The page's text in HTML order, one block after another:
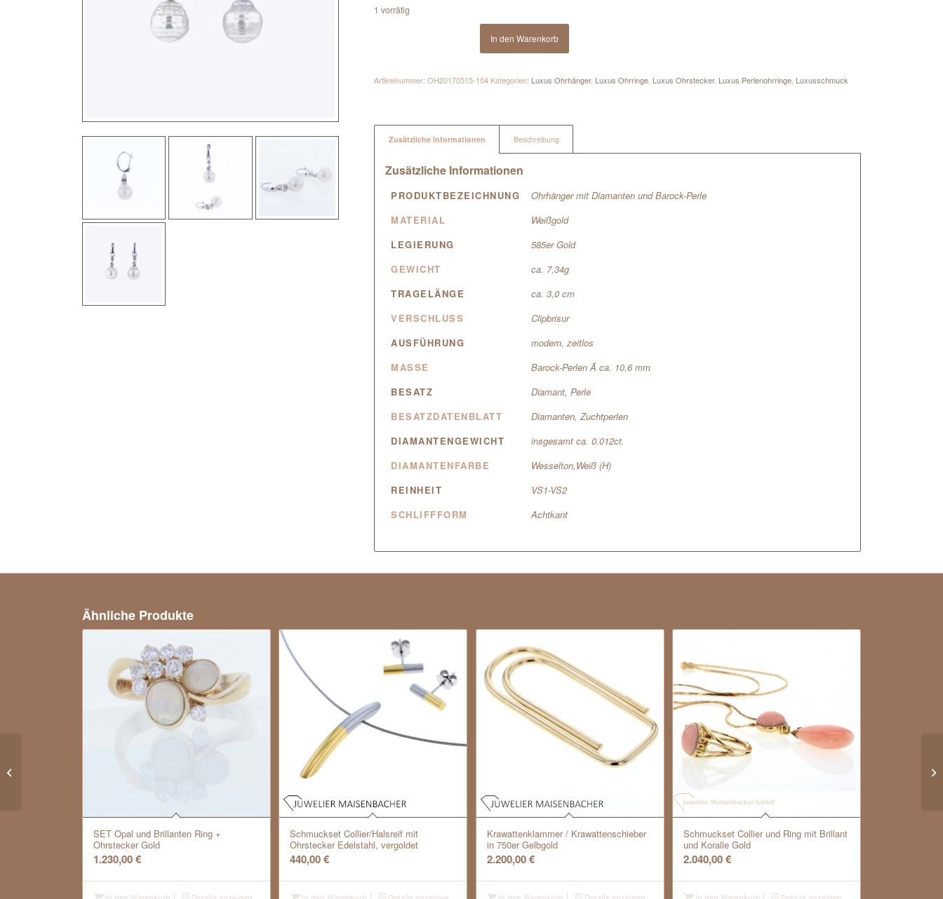
1 vorrätig
In den Warenkorb
Artikelnummer:OH20170515-104 Kategorien: Luxus Ohrhänger, Luxus Ohrringe, Luxus Ohrstecker, Luxus Perlenohrringe, Luxusschmuck
Zusätzliche Informationen Beschreibung
Zusätzliche Informationen
PRODUKTBEZEICHNUNG
Ohrhänger mit Diamanten und Barock-Perle
MATERIAL
Weißgold
LEGIERUNG
585er Gold
GEWICHT
ca. 7,34g
TRAGELÄNGE
ca. 3,0 cm
VERSCHLUSS
Clipbrisur
AUSFÜHRUNG
modern, zeitlos
MASSE
Barock-Perlen Ã ca. 10,6 mm
BESATZ
Diamant, Perle
BESATZDATENBLATT
Diamanten, Zuchtperlen
DIAMANTENGEWICHT
insgesamt ca. 0.012ct.
DIAMANTENFARBE
Wesselton,Weiß (H)
REINHEIT
VS1-VS2
SCHLIFFFORM
Achtkant
Ähnliche Produkte
SET Opal und Brillanten Ring +
Ohrstecker Gold
1.230,00€
Schmuckset Collier/Halsreif mit
Ohrstecker Edelstahl, vergoldet
440,00€
Krawattenklammer / Krawattenschieber
in 750er Gelbgold
2.200,00€
Schmuckset Collier und Ring mit Brillant
und Koralle Gold
2.040,00€